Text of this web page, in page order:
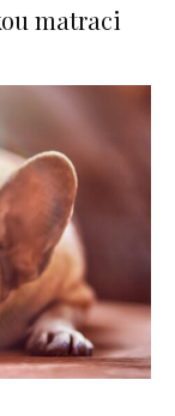
matraci